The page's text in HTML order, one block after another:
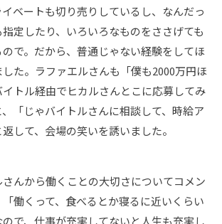
ベートも切り売りしているし、なんだっ
定したり、いろいろなものをささげても
で。だから、普通じゃない経験をしてほ
た。ラファエルさんも「僕も2000万円ほ
トル経由でヒカルさんとこに応募してみ
「じゃバイトルさんに相談して、時給ア
して、会場の笑いを誘いました。
んから働くことの大切さについてコメン
「働くって、食べるとか寝るに近いくらい
で、仕事が充実してないと人生も充実し